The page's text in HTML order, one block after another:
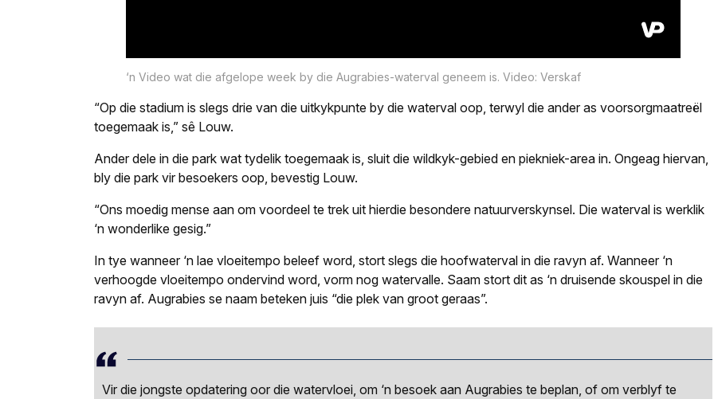
‘n Video wat die afgelope week by die Augrabies-waterval geneem is. Video: Verskaf
“Op die stadium is slegs drie van die uitkykpunte by die waterval oop, terwyl die ander as voorsorgmaatreël
toegemaak is,” sê Louw.
Ander dele in die park wat tydelik toegemaak is, sluit die wildkyk-gebied en piekniek-area in. Ongeag hiervan,
bly die park vir besoekers oop, bevestig Louw.
“Ons moedig mense aan om voordeel te trek uit hierdie besondere natuurverskynsel. Die waterval is werklik
‘n wonderlike gesig.”
In tye wanneer ‘n lae vloeitempo beleef word, stort slegs die hoofwaterval in die ravyn af. Wanneer ‘n
verhoogde vloeitempo ondervind word, vorm nog watervalle. Saam stort dit as ‘n druisende skouspel in die
ravyn af. Augrabies se naam beteken juis “die plek van groot geraas”.
Vir die jongste opdatering oor die watervloei, om ‘n besoek aan Augrabies te beplan, of om verblyf te